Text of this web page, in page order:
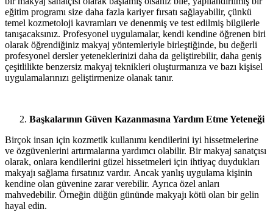
eğitim programı size daha fazla kariyer fırsatı sağlayabilir, çünkü
temel kozmetoloji kavramları ve denenmiş ve test edilmiş bilgilerle
tanışacaksınız. Profesyonel uygulamalar, kendi kendine öğrenen biri
olarak öğrendiğiniz makyaj yöntemleriyle birleştiğinde, bu değerli
profesyonel dersler yeteneklerinizi daha da geliştirebilir, daha geniş
çeşitlilikte benzersiz makyaj teknikleri oluşturmanıza ve bazı kişisel
uygulamalarınızı geliştirmenize olanak tanır.
Başkalarının Güven Kazanmasına Yardım Etme Yeteneği
Birçok insan için kozmetik kullanımı kendilerini iyi hissetmelerine
ve özgüvenlerini artırmalarına yardımcı olabilir. Bir makyaj sanatçısı
olarak, onlara kendilerini güzel hissetmeleri için ihtiyaç duydukları
makyajı sağlama fırsatınız vardır. Ancak yanlış uygulama kişinin
kendine olan güvenine zarar verebilir. Ayrıca özel anları
mahvedebilir. Örneğin düğün gününde makyajı kötü olan bir gelin
hayal edin.